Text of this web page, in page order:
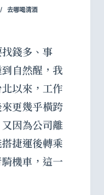
去哪喝清酒
錢多、事
自然醒，我
以來，工作
更幾乎橫跨
因為公司離
捷運後轉乘
機車，這一